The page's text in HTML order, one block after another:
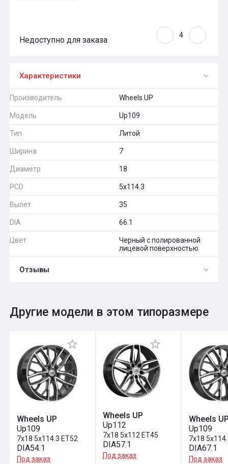
Недоступно для заказа
Характеристики
Производитель Wheels UP
Модель Up109
Тип Литой
Ширина 7
Диаметр 18
PCD 5x114.3
Вылет 35
DIA 66.1
Цвет
Черный с полированной
лицевой поверхностью
Отзывы
Оставить отзыв
Общий рейтинг 0
Другие модели в этом типоразмере
Wheels UP
Up109
7x18 5x114.3 ET52
DIA54.1
Под заказ
Wheels UP
Up112
7x18 5x112 ET45
DIA57.1
Под заказ
Wheels
Up109
7x18
DIA67.1
Под заказ